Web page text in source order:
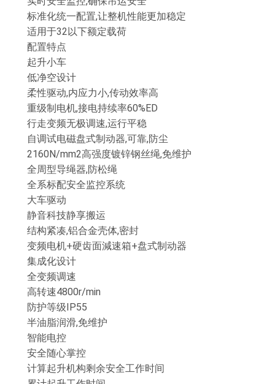
标准化统一配置,让整机性能更加稳定
适用于32以下额定载荷
配置特点
起升小车
低净空设计
柔性驱动,内应力小,传动效率高
重级制电机,接电持续率60%ED
行走变频无极调速,运行平稳
自调试电磁盘式制动器,可靠,防尘
2160N/mm2高强度镀锌钢丝绳,免维护
全周型导绳器,防松绳
全系标配安全监控系统
大车驱动
静音科技静享搬运
结构紧凑,铝合金壳体,密封
变频电机+硬齿面減速箱+盘式制动器
集成化设计
全变频调速
高转速4800r/min
防护等级IP55
半油脂润滑,免维护
智能电控
安全随心掌控
计算起升机构剩余安全工作时间